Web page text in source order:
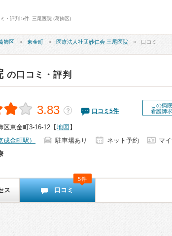
・評判 5件: 三尾医院 (葛飾区)
飾区 東金町 医療法人社団妙仁会 三尾医院 口コミ
の口コミ・評判
この病
看護師
3.83 ？ 口コミ 5件
区東金町3-16-12 【地図 】
金町駅）
駐車場あり ネット予約
マ
ス 口コミ
5件